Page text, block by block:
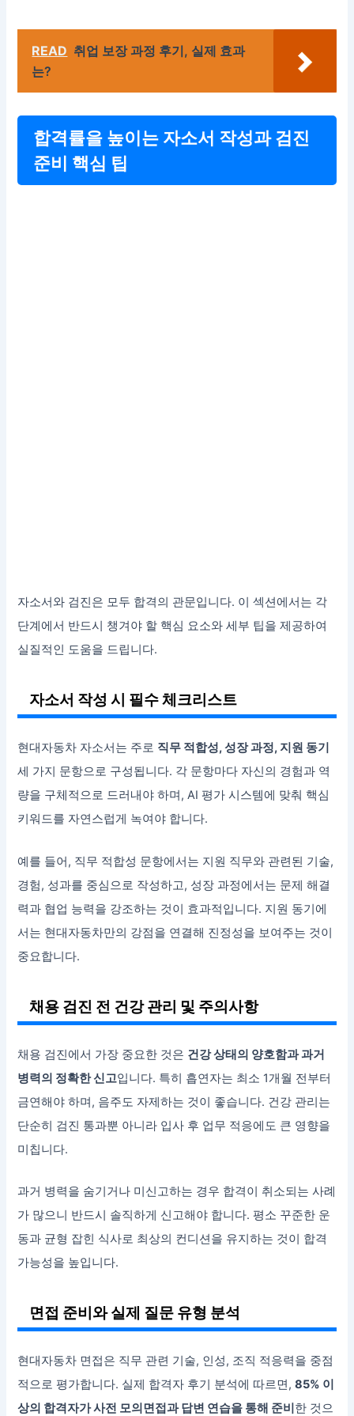
READ 취업 보장 과정 후기, 실제 효과
는?
합격률을 높이는 자소서 작성과 검진
준비 핵심 팁
자소서와 검진은 모두 합격의 관문입니다. 이 섹션에서는 각
단계에서 반드시 챙겨야 할 핵심 요소와 세부 팁을 제공하여
실질적인 도움을 드립니다.
자소서 작성 시 필수 체크리스트
현대자동차 자소서는 주로 직무 적합성, 성장 과정, 지원 동기
세 가지 문항으로 구성됩니다. 각 문항마다 자신의 경험과 역
량을 구체적으로 드러내야 하며, AI 평가 시스템에 맞춰 핵심
키워드를 자연스럽게 녹여야 합니다.
예를 들어, 직무 적합성 문항에서는 지원 직무와 관련된 기술,
경험, 성과를 중심으로 작성하고, 성장 과정에서는 문제 해결
력과 협업 능력을 강조하는 것이 효과적입니다. 지원 동기에
서는 현대자동차만의 강점을 연결해 진정성을 보여주는 것이
중요합니다.
채용 검진 전 건강 관리 및 주의사항
채용 검진에서 가장 중요한 것은 건강 상태의 양호함과 과거
병력의 정확한 신고입니다. 특히 흡연자는 최소 1개월 전부터
금연해야 하며, 음주도 자제하는 것이 좋습니다. 건강 관리는
단순히 검진 통과뿐 아니라 입사 후 업무 적응에도 큰 영향을
미칩니다.
과거 병력을 숨기거나 미신고하는 경우 합격이 취소되는 사례
가 많으니 반드시 솔직하게 신고해야 합니다. 평소 꾸준한 운
동과 균형 잡힌 식사로 최상의 컨디션을 유지하는 것이 합격
가능성을 높입니다.
면접 준비와 실제 질문 유형 분석
현대자동차 면접은 직무 관련 기술, 인성, 조직 적응력을 중점
적으로 평가합니다. 실제 합격자 후기 분석에 따르면,85% 이
상의 합격자가 사전 모의면접과 답변 연습을 통해 준비한 것으